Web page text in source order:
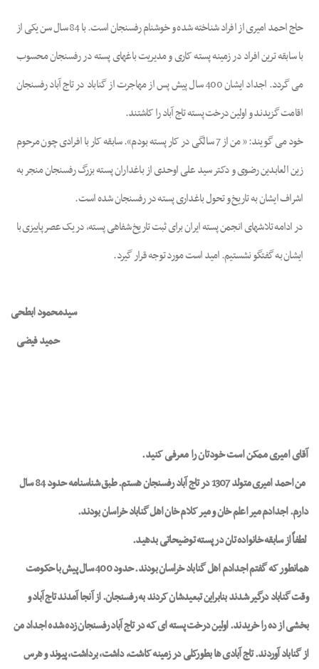
حاج احمد امیری از افراد شناخته شده و خوشنام رفسنجان است. با 84 سال سن یکی از
با سابقه ترین افراد در زمینه پسته کاری و مدیریت باغهای پسته در رفسنجان محسوب
می گردد. اجداد ایشان 400 سال پیش پس از مهاجرت از گناباد در تاج آباد رفسنجان
اقامت گزیدند و اولین درخت پسته تاج آباد را کاشتند.
خود می گویند: « من از 7 سالگی در کار پسته بودم». سابقه کار با افرادی چون مرحوم
زین العابدین رضوی و دکتر سید علی اوحدی از باغداران پسته بزرگ رفسنجان منجر به
اشراف ایشان به تاریخ و تحول باغداری پسته در رفسنجان شده است.
در ادامه تلاشهای انجمن پسته ایران برای ثبت تاریخ شفاهی پسته، در یک عصر پاییزی با
ایشان به گفتگو نشستیم. امید است مورد توجه قرار گیرد.
سیدمحمود ابطحی
حمید فیضی
آقای امیری ممکن است خودتان را معرفی کنید.
من احمد امیری متولد 1307 در تاج آباد رفسنجان هستم. طبق شناسنامه حدود 84 سال
دارم. اجدادم میر اعلم خان و میر کلام خان اهل گناباد خراسان بودند.
لطفاً از سابقه خانواده تان در پسته توضیحاتی بدهید.
همانطور که گفتم اجدادم اهل گناباد خراسان بودند. حدود 400 سال پیش با حکومت
وقت گناباد درگیر شدند بنابراین تبعیدشان کردند به رفسنجان. از آنجا آمدند تاج آباد و
بخشی از ده را خریدند. اولین درخت پسته ای که در تاج آباد رفسنجان زده شده اجداد من
از گناباد آوردند. تاج آبادی ها بطورکلی در زمینه کاشت، داشت، برداشت، پیوند و هرس